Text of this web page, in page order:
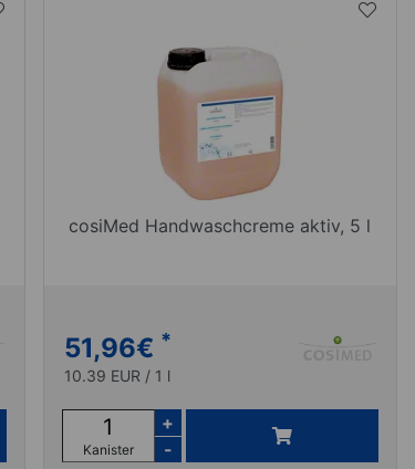
cosiMed Handwaschcreme aktiv, 5 l
51,96€ *
10.39 EUR / 1 l
Kanister
+
-